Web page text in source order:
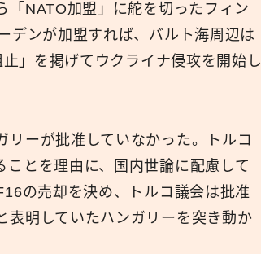
「NATO加盟」に舵を切ったフィン
デンが加盟すれば、バルト海周辺は
」を掲げてウクライナ侵攻を開始し
リーが批准していなかった。トルコ
とを理由に、国内世論に配慮して
の売却を決め、トルコ議会は批准
表明していたハンガリーを突き動か